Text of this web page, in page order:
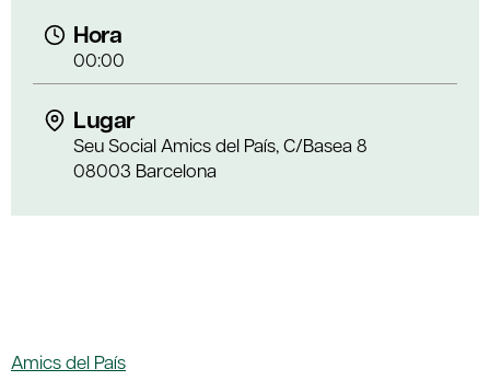
Hora
00:00
Lugar
Seu Social Amics del País, C/Basea 8
08003 Barcelona
Amics del País